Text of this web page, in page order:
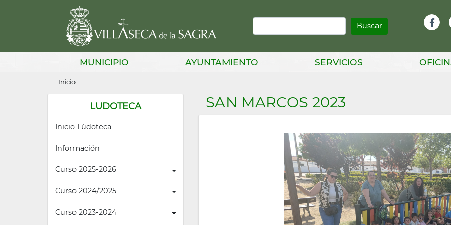
Buscar
MUNICIPIO AYUNTAMIENTO SERVICIOS
Sobrescribir
enlaces
ayuda
a
la
navegación
Inicio
LUDOTECA
Inicio Lúdoteca
Información
Curso 2025-2026
Curso 2024/2025
Curso 2023-2024
SAN MARCOS 2023